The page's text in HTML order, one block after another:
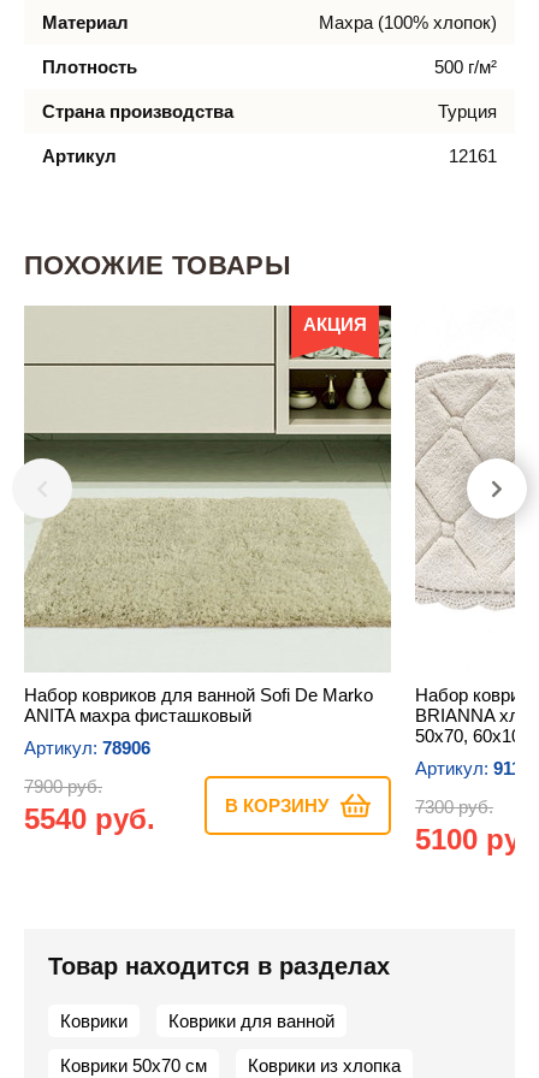
Материал Махра (100% хлопок)
Плотность 500 г/м²
Страна производства Турция
Артикул 12161
ПОХОЖИЕ ТОВАРЫ
АКЦИЯ
Набор ковриков для ванной Sofi De Marko
ANITA махра фисташковый
Артикул: 78906
7900 руб.
5540 руб. В КОРЗИНУ
Набор
BRIANNA
50х70, 60х100
Артикул: 91165
7300 руб.
5100
Товар находится в разделах
Коврики Коврики для ванной
Коврики 50х70 см Коврики из хлопка